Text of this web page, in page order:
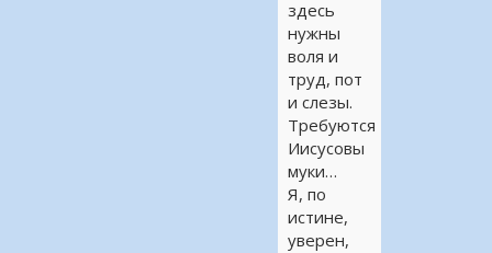
здесь
нужны
воля и
труд, пот
и слезы.
Требуются
Иисусовы
муки…
Я, по
истине,
уверен,